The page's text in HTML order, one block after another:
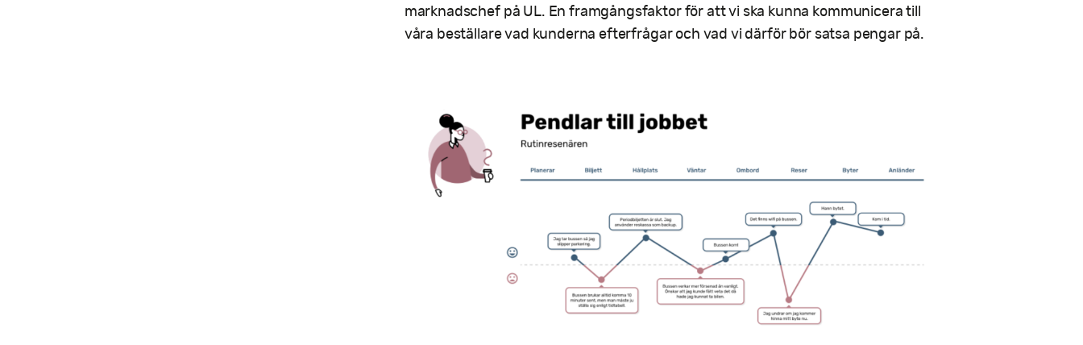
marknadschef på UL. En framgångsfaktor för att vi ska kunna kommunicera till
våra beställare vad kunderna efterfrågar och vad vi därför bör satsa pengar på.